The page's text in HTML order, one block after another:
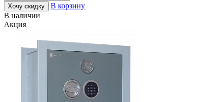
Хочу скидку
В корзину
В наличии
Акция